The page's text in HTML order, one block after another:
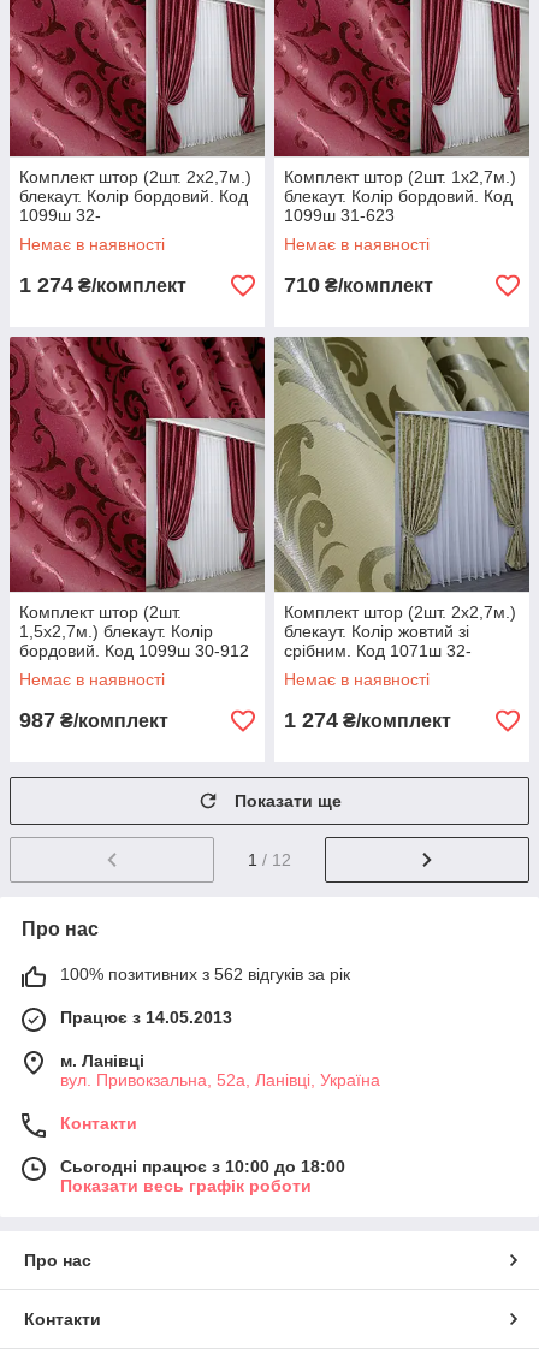
Комплект штор (2шт. 2х2,7м.)
блекаут. Колір бордовий. Код
1099ш 32-
Немає в наявності
1 274 ₴/комплект
Комплект штор (2шт. 1х2,7м.)
блекаут. Колір бордовий. Код
1099ш 31-623
Немає в наявності
710 ₴/комплект
Комплект штор (2шт.
1,5х2,7м.) блекаут. Колір
бордовий. Код 1099ш 30-912
Немає в наявності
987 ₴/комплект
Комплект штор (2шт. 2х2,7м.)
блекаут. Колір жовтий зі
срібним. Код 1071ш 32-
Немає в наявності
1 274 ₴/комплект
Показати ще
1 / 12
Про нас
100% позитивних з 562 відгуків за рік
Працює з 14.05.2013
м. Ланівці
вул. Привокзальна, 52а, Ланівці, Україна
Контакти
Сьогодні працює з 10:00 до 18:00
Показати весь графік роботи
Про нас
Контакти